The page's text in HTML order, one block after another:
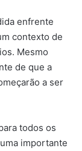
enfrente
contexto de
Mesmo
de que a
a ser
todos os
importante